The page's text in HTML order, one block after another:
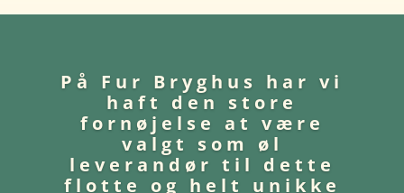
På Fur Bryghus har vi
haft den store
fornøjelse at være
valgt som øl
leverandør til dette
flotte og helt unikke